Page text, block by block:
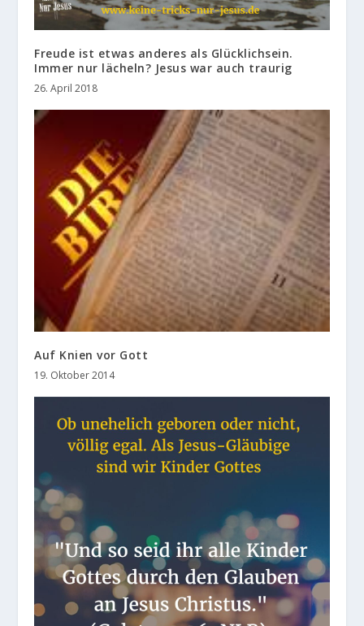
Freude ist etwas anderes als Glücklichsein.
Immer nur lächeln? Jesus war auch traurig
26. April 2018
Auf Knien vor Gott
19. Oktober 2014